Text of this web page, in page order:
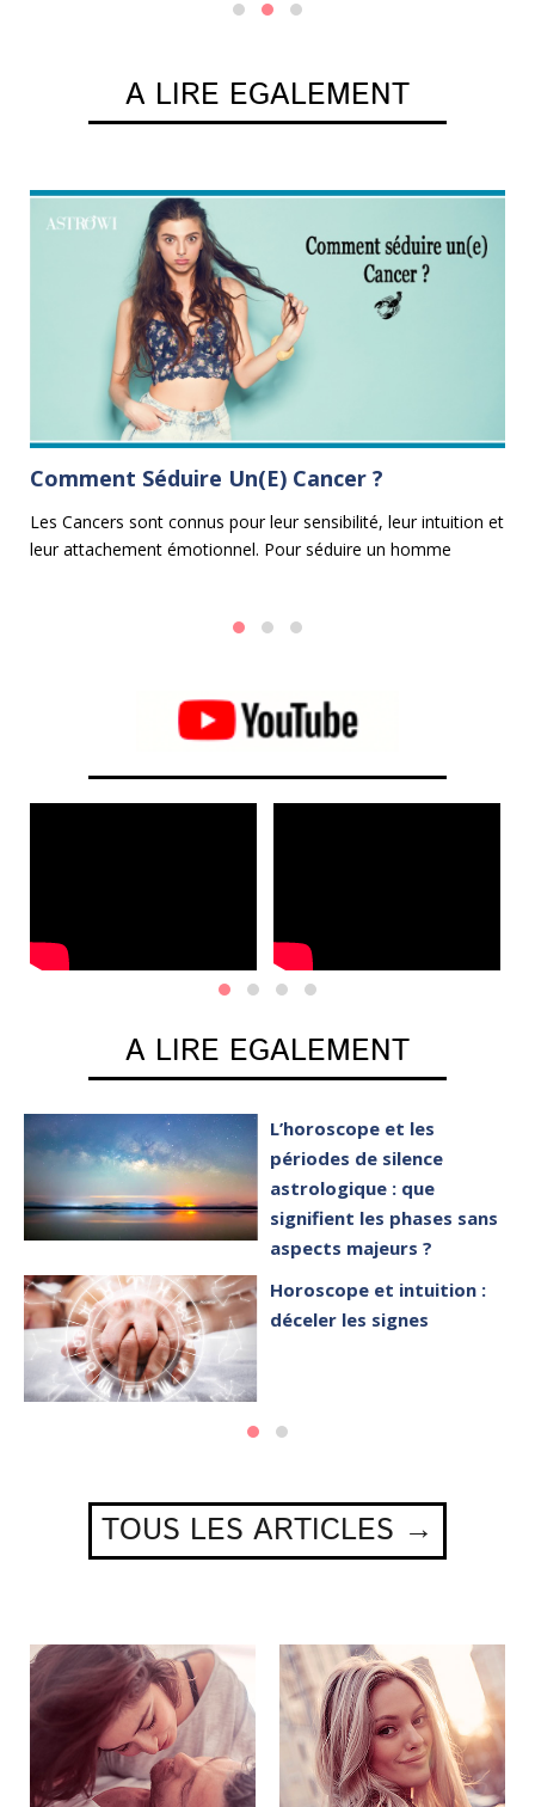
A LIRE EGALEMENT
Comment Séduire Un(e) Cancer ?
Les Cancers sont connus pour leur sensibilité, leur intuition et
leur attachement émotionnel. Pour séduire un homme
A LIRE EGALEMENT
L’horoscope et les
périodes de silence
astrologique : que
signifient les phases sans
aspects majeurs ?
Horoscope et intuition :
déceler les signes
TOUS LES ARTICLES →